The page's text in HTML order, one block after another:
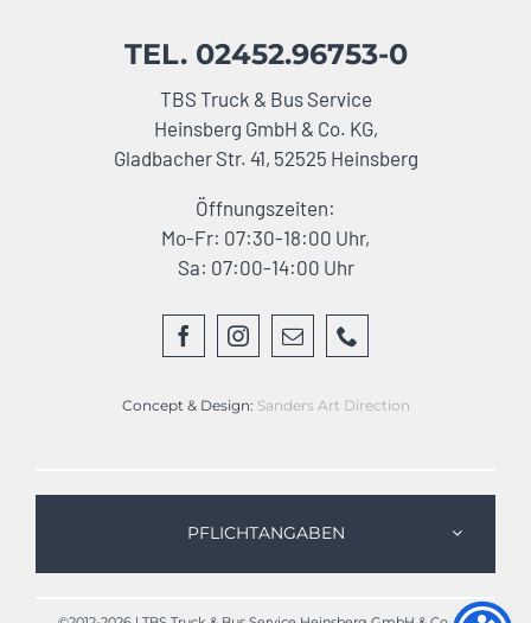
TEL. 02452.96753-0
TBS Truck & Bus Service
Heinsberg GmbH & Co. KG,
Gladbacher Str. 41, 52525 Heinsberg
Öffnungszeiten:
Mo-Fr: 07:30-18:00 Uhr,
Sa: 07:00-14:00 Uhr
Concept & Design: Sanders Art Direction
PFLICHTANGABEN